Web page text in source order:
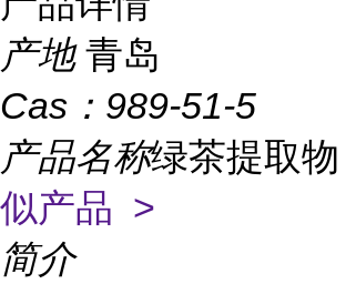
产地 青岛
Cas： 989-51-5
产品名称绿茶提取物
似产品 >
简介